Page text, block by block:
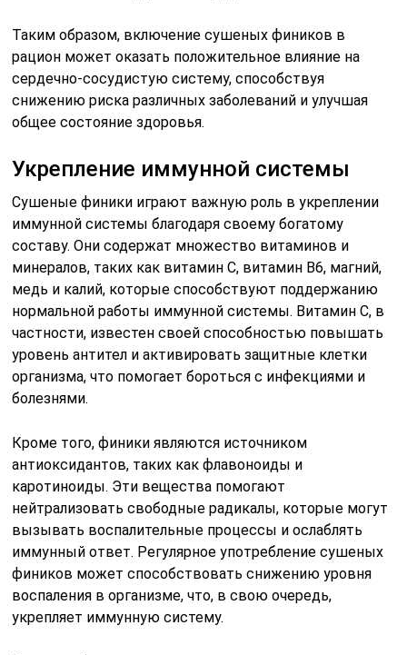
Таким образом, включение сушеных фиников в
рацион может оказать положительное влияние на
сердечно-сосудистую систему, способствуя
снижению риска различных заболеваний и улучшая
общее состояние здоровья.
Укрепление иммунной системы
Сушеные финики играют важную роль в укреплении
иммунной системы благодаря своему богатому
составу. Они содержат множество витаминов и
минералов, таких как витамин C, витамин B6, магний,
медь и калий, которые способствуют поддержанию
нормальной работы иммунной системы. Витамин C, в
частности, известен своей способностью повышать
уровень антител и активировать защитные клетки
организма, что помогает бороться с инфекциями и
болезнями.
Кроме того, финики являются источником
антиоксидантов, таких как флавоноиды и
каротиноиды. Эти вещества помогают
нейтрализовать свободные радикалы, которые могут
вызывать воспалительные процессы и ослаблять
иммунный ответ. Регулярное употребление сушеных
фиников может способствовать снижению уровня
воспаления в организме, что, в свою очередь,
укрепляет иммунную систему.